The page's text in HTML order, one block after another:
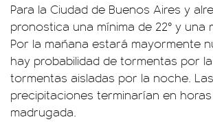
Para la Ciudad de Buenos Aires y
pronostica una mínima de 22° y una
Por la mañana estará mayormente
hay probabilidad de tormentas por
tormentas aisladas por la noche. Las
precipitaciones terminarían en
madrugada.